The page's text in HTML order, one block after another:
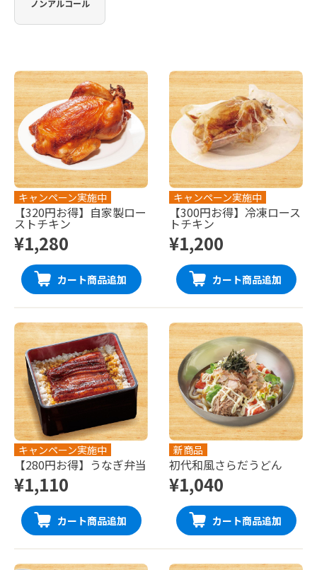
ノンアルコール
キャンペーン実施中
【320円お得】自家製ロー
ストチキン
¥1,280
カート商品追加
キャンペーン実施中
【300円お得】冷凍ロース
トチキン
¥1,200
カート商品追加
キャンペーン実施中
【280円お得】うなぎ弁当
¥1,110
カート商品追加
新商品
初代和風さらだうどん
¥1,040
カート商品追加